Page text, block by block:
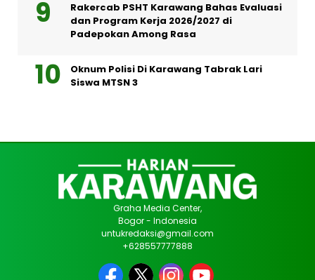
Rakercab PSHT Karawang Bahas Evaluasi
dan Program Kerja 2026/2027 di
Padepokan Among Rasa
Oknum Polisi Di Karawang Tabrak Lari
Siswa MTSN 3
Graha Media Center,
Bogor - Indonesia
untukredaksi@gmail.com
+628557777888